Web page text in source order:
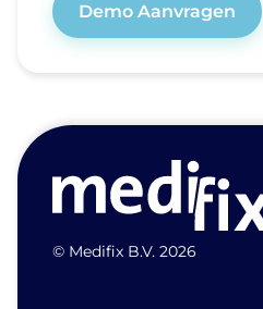
Demo Aanvragen
© Medifix B.V. 2026